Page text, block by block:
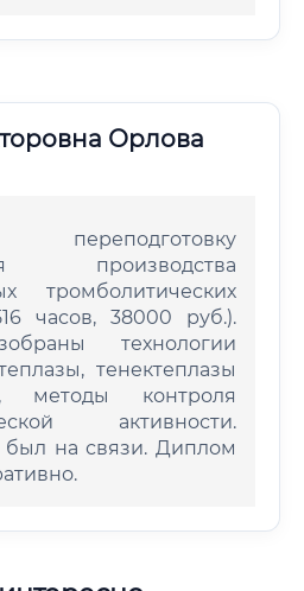
Орлова
производства
тромболитических
часов, 38000 руб.).
технологии
тенектеплазы
методы контроля
активности.
был на связи. Диплом